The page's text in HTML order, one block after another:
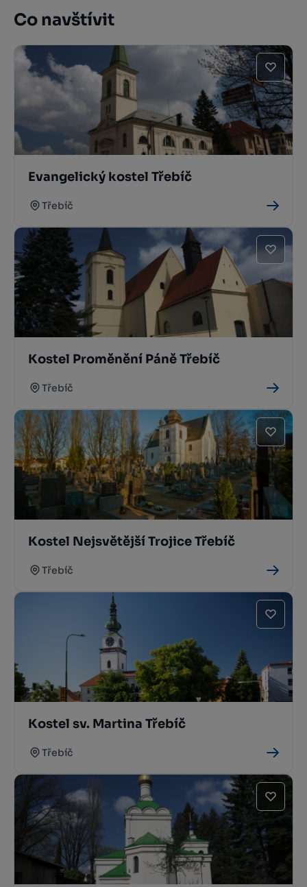
Co navštívit
Evangelický kostel Třebíč
Třebíč
Kostel Proměnění Páně Třebíč
Třebíč
Kostel Nejsvětější Trojice Třebíč
Třebíč
Kostel sv. Martina Třebíč
Třebíč